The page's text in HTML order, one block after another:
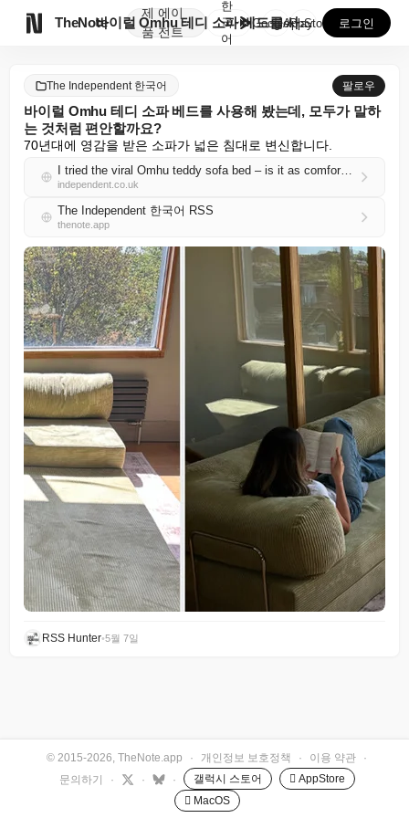
TheNote
제
품
에이
전트
바이럴 Omhu 테디 소파 베드를 사용해 봤는데, 모두...
한
국
어
GooglePlay
AppStore 로그인
The Independent 한국어 팔로우
바이럴 Omhu 테디 소파 베드를 사용해 봤는데, 모두가 말하
는 것처럼 편안할까요?
70년대에 영감을 받은 소파가 넓은 침대로 변신합니다.
I tried the viral Omhu teddy sofa bed – is it as comfortable as everyone says?
independent.co.uk
The Independent 한국어 RSS
thenote.app
RSS Hunter•5월 7일
© 2015-2026, TheNote.app · 개인정보 보호정책 · 이용 약관
·
문의하기
· · · 갤럭시 스토어
 AppStore
 MacOS